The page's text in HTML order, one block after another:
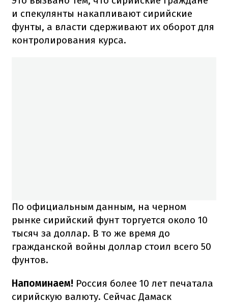
и спекулянты накапливают сирийские
фунты, а власти сдерживают их оборот для
контролирования курса.
По официальным данным, на черном
рынке сирийский фунт торгуется около 10
тысяч за доллар. В то же время до
гражданской войны доллар стоил всего 50
фунтов.
Напоминаем! Россия более 10 лет печатала
сирийскую валюту. Сейчас Дамаск